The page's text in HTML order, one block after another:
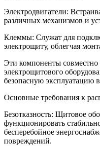
Электродвигатели:
различных механизмов и
Клеммы: Служат для
электрощиту, облегчая
Эти компоненты
электрощитового
безопасную эксплуатацию
Основные требования к
Безотказность: Щитовое
функционировать
бесперебойное
повреждений.